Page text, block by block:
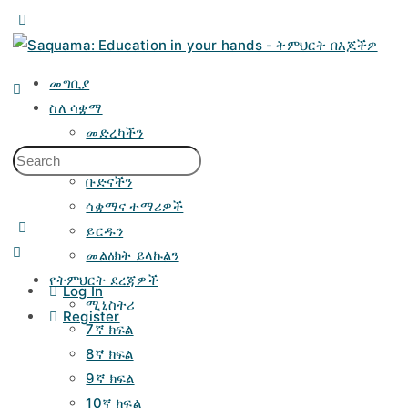
Side
መግቢያ
ስለ ሳቋማ
መድረካችን
ቡድናችን
ሳቋማና ተማሪዎች
ይርዱን
መልዕክት ይላኩልን
የትምህርት ደረጃዎች
ሚኒስትሪ
7ኛ ክፍል
8ኛ ክፍል
9ኛ ክፍል
10ኛ ክፍል
Search
Log In
Register